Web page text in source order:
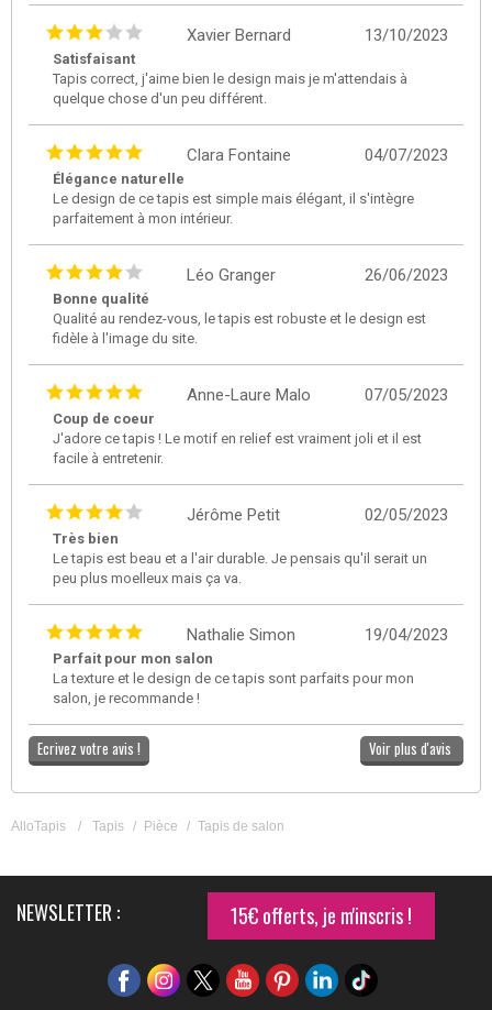
13/10/2023
Xavier Bernard
Satisfaisant
Tapis correct, j'aime bien le design mais je m'attendais à
quelque chose d'un peu différent.
04/07/2023
Clara Fontaine
Élégance naturelle
Le design de ce tapis est simple mais élégant, il s'intègre
parfaitement à mon intérieur.
26/06/2023
Léo Granger
Bonne qualité
Qualité au rendez-vous, le tapis est robuste et le design est
fidèle à l'image du site.
07/05/2023
Anne-Laure Malo
Coup de coeur
J'adore ce tapis ! Le motif en relief est vraiment joli et il est
facile à entretenir.
02/05/2023
Jérôme Petit
Très bien
Le tapis est beau et a l'air durable. Je pensais qu'il serait un
peu plus moelleux mais ça va.
19/04/2023
Nathalie Simon
Parfait pour mon salon
La texture et le design de ce tapis sont parfaits pour mon
salon, je recommande !
Ecrivez votre avis ! Voir plus d'avis
AlloTapis / Tapis / Pièce / Tapis de salon
NEWSLETTER : 15€ offerts, je m'inscris !